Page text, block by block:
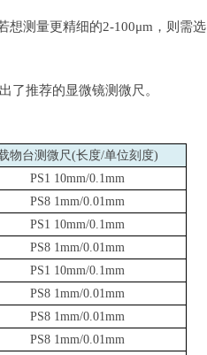
想测量更精细的2-100μm ，则需选
了推荐的显微镜测微尺。
物台测微尺(长度/单位刻度)
PS1 10mm/0.1mm
PS8 1mm/0.01mm
PS1 10mm/0.1mm
PS8 1mm/0.01mm
PS1 10mm/0.1mm
PS8 1mm/0.01mm
PS8 1mm/0.01mm
PS8 1mm/0.01mm